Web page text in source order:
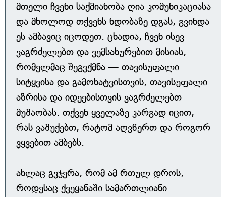
მთელი ჩვენი საქმიანობა ღია კომუნიკაციასა
და მხოლოდ თქვენს ნდობაზე დგას, გვინდა
ეს ამბავიც იცოდეთ. ცხადია, ჩვენ ისევ
ვაგრძელებთ და ვემსახურებით მისიას,
რომელმაც შეგვქმნა — თავისუფალი
სიტყვისა და გამოხატვისთვის, თავისუფალი
აზრისა და იდეებისთვის ვაგრძელებთ
მუშაობას. თქვენ ყველაზე კარგად იცით,
რას ვაშუქებთ, რატომ აღვწერთ და როგორ
ვყვებით ამბებს.
ახლაც გვჯერა, რომ ამ რთულ დროს,
როდესაც ქვეყანაში სამართლიანი